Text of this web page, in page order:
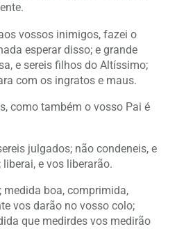
vossos inimigos, fazei o
esperar disso; e grande
e sereis filhos do Altíssimo;
com os ingratos e maus.
como também o vosso Pai é
julgados; não condeneis, e
e vos liberarão.
medida boa, comprimida,
vos darão no vosso colo;
que medirdes vos medirão